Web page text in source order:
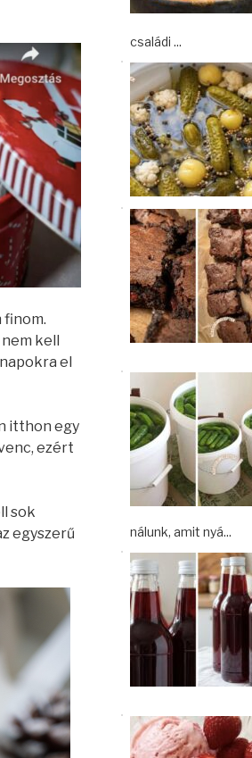
finom.
kell
el
itthon egy
ezért
sok
egyszerű
családi ...
nálunk, amit nyá...